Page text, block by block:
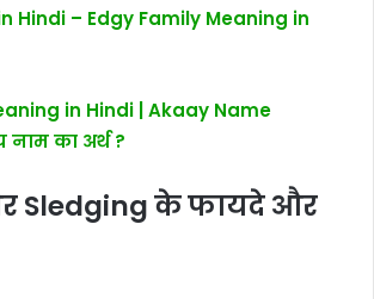
Hindi – Edgy Family Meaning in
in Hindi | Akaay Name
का अर्थ ?
Sledging के फायदे और